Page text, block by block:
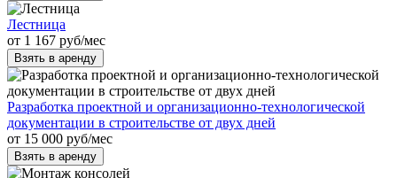
Лестница
от 1 167 руб/мес
Взять в аренду
Разработка проектной и организационно-технологической
документации в строительстве от двух дней
от 15 000 руб/мес
Взять в аренду